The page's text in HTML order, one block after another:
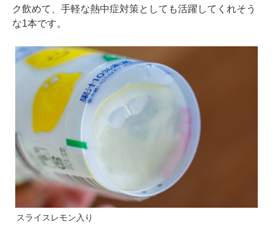
ク飲めて、手軽な熱中症対策としても活躍してくれそう
な1本です。
スライスレモン入り